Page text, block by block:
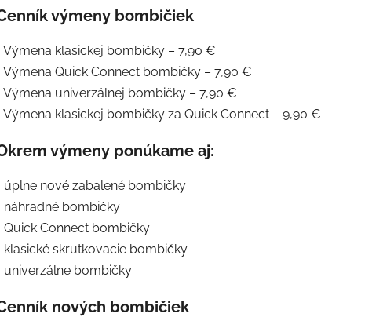
výmeny bombičiek
Výmena klasickej bombičky – 7,90 €
Výmena Quick Connect bombičky – 7,90 €
Výmena univerzálnej bombičky – 7,90 €
Výmena klasickej bombičky za Quick Connect – 9,90 €
výmeny ponúkame aj:
úplne nové zabalené bombičky
náhradné bombičky
Quick Connect bombičky
klasické skrutkovacie bombičky
univerzálne bombičky
nových bombičiek